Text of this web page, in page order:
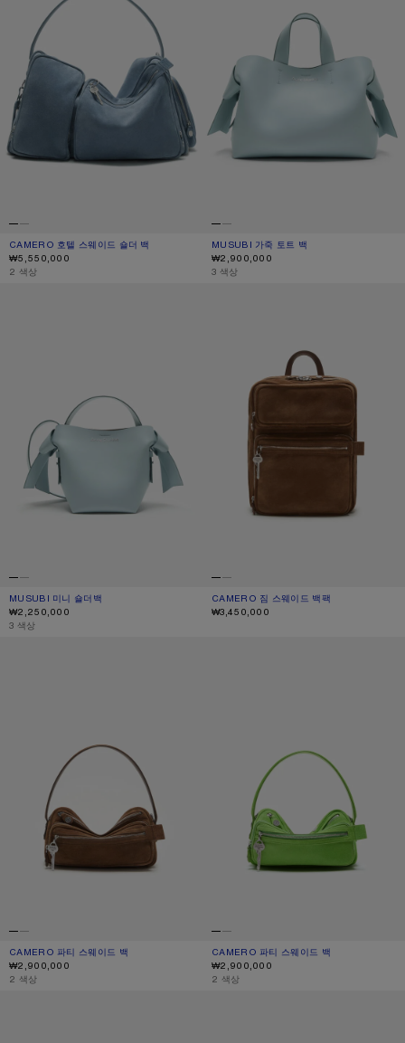
CAMERO 호텔 스웨이드 숄더 백
현재 색상: 데님 블루
가격: ₩5,550,000.
₩5,550,000
,2 색상
MUSUBI 가죽 토트 백
현재 색상: 더스티 블루
가격: ₩2,900,000.
₩2,900,000
,3 색상
MUSUBI 미니 숄더백
현재 색상: 더스티 블루
가격: ₩2,250,000.
₩2,250,000
,3 색상
CAMERO 짐 스웨이드 백팩
현재 색상: 코냑 브라운
가격: ₩3,450,000.
₩3,450,000
CAMERO 파티 스웨이드 백
현재 색상: 코냑 브라운
가격: ₩2,900,000.
₩2,900,000
,2 색상
CAMERO 파티 스웨이드 백
현재 색상: 애플 그린
가격: ₩2,900,000.
₩2,900,000
,2 색상